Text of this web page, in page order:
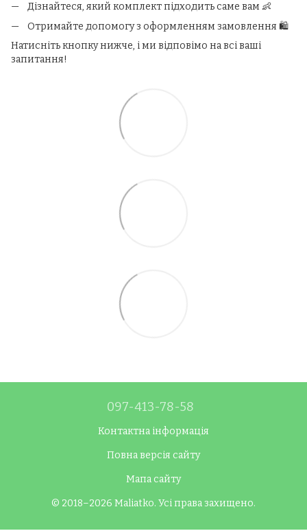
Дізнайтеся, який комплект підходить саме вам 👶
Отримайте допомогу з оформленням замовлення 🛍️
Натисніть кнопку нижче, і ми відповімо на всі ваші
запитання!
097-413-78-58
Контактна інформація
Повна версія сайту
Мапа сайту
© 2018–2026 Maliatko. Усі права захищено.